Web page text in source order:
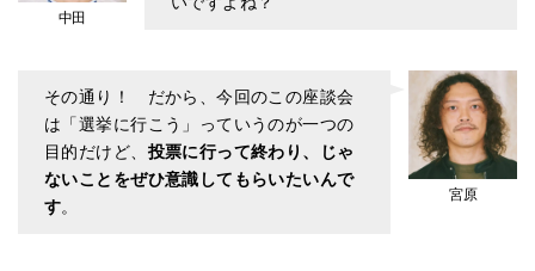
中田
宮原
その通り！ だから、今回のこの座談会
は「選挙に行こう」っていうのが一つの
目的だけど、 投票に行って終わり、じゃ
ないことをぜひ意識してもらいたいんで
す。